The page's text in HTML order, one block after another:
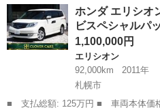
後席モニター、バックカメラ、両側
トです。 おもとめやす...
北海道 札幌市 エリシオン
ホンダ エリシ
ビスペシャル
1,100,000円
エリシオン
92,000km
2011年
札幌市
■ 支払総額: 125万円 ■ 車両本体価格： 1,100,000 円 ■ メーカー